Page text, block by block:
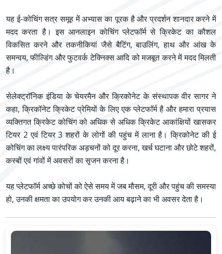
यह ई-कोचिंग सत्र समूह में अभ्यास का पूरक है और प्रदर्शन शानदार करने में
मदद करता है। इस आनलाइन कोचिंग प्लेटफाॅर्म से क्रिकेट का कौशल
विकसित करने और तकनीकियां जैसे बैटिंग, बाउलिंग, हाथ और आंख के
समन्वय, फील्डिंग और फुटवर्क टेक्निक्स आदि को मजबूत करने में मदद मिलती
है।
सेलेक्ट्राॅनिक इंडिया के चेयरमैन और क्रिकोनेट के संस्थापक वीर सागर ने
कहा, क्रिकॉनेट क्रिकेट प्रेमियों के लिए एक प्लेटफाॅर्म है और हमारा प्रयास
व्यक्तिगत क्रिकेट कोचिंग को अधिक से अधिक क्रिकेट आकांक्षियों खासकर
टियर 2 एवं टियर 3 शहरों के लोगों की पहुंच में लाना है। क्रिकोनेट की ई
कोचिंग का लक्ष्य पारंपरिक अड़चनों को दूर करना, खर्च घटाना और छोटे शहरों,
कस्बों एवं गांवों में अवसरों का सृजन करना है।
यह प्लेटफाॅर्म अच्छे कोचों को ऐसे समय में जब मौसम, दूरी और पहुंच की समस्या
हो, उनकी क्षमता का उपयोग कर उनकी आय बढ़ाने का भी अवसर देता है।